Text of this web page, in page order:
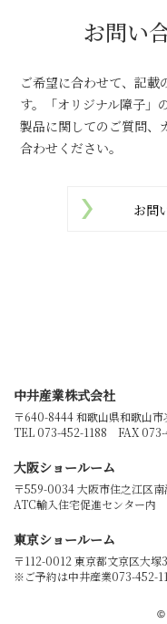
お問い
ご希望に合わせて、記載
す。
「オリジナル障子」
製品に関してのご質問、
合わせください。
お問
中井産業株式会社
〒640-8444和歌山県和歌山
TEL 073-452-1188 FAX
大阪ショールーム
〒559-0034大阪市住之江区
ATC輸入住宅促進センター内
東京ショールーム
〒112-0012 東京都文京区大
※ご予約は中井産業073-452-